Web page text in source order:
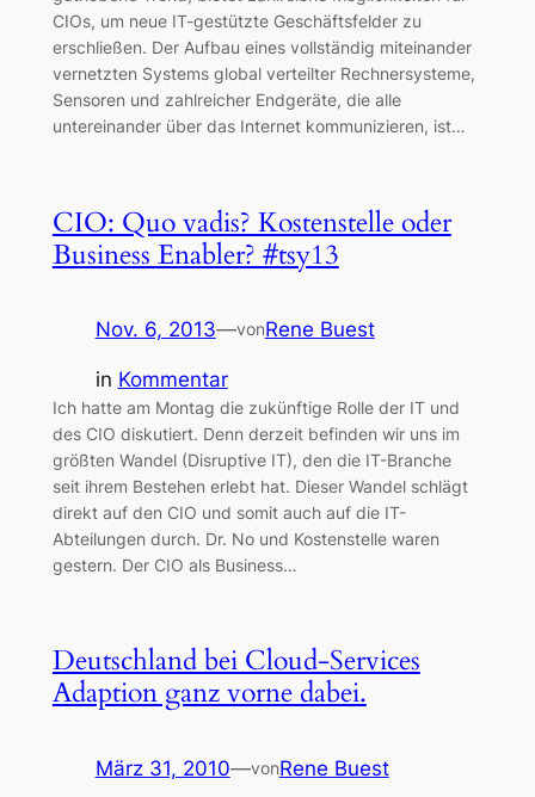
CIOs, um neue IT-gestützte Geschäftsfelder zu
erschließen. Der Aufbau eines vollständig miteinander
vernetzten Systems global verteilter Rechnersysteme,
Sensoren und zahlreicher Endgeräte, die alle
untereinander über das Internet kommunizieren, ist…
CIO: Quo vadis? Kostenstelle oder
Business Enabler? #tsy13
Nov. 6, 2013—vonRene Buest
in Kommentar
Ich hatte am Montag die zukünftige Rolle der IT und
des CIO diskutiert. Denn derzeit befinden wir uns im
größten Wandel (Disruptive IT), den die IT-Branche
seit ihrem Bestehen erlebt hat. Dieser Wandel schlägt
direkt auf den CIO und somit auch auf die IT-
Abteilungen durch. Dr. No und Kostenstelle waren
gestern. Der CIO als Business…
Deutschland bei Cloud-Services
Adaption ganz vorne dabei.
März 31, 2010—vonRene Buest